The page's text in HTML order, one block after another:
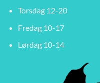
Torsdag 12-20
Fredag 10-17
Lørdag 10-14